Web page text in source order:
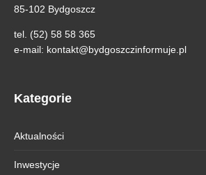
85-102 Bydgoszcz
tel. (52) 58 58 365
e-mail: kontakt@bydgoszczinformuje.pl
Kategorie
Aktualności
Inwestycje